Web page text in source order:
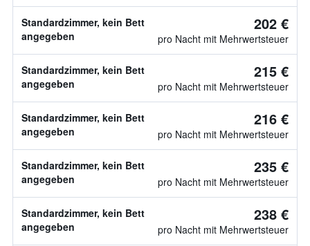
Standardzimmer, kein Bett
angegeben
202 €
pro Nacht mit Mehrwertsteuer
Standardzimmer, kein Bett
angegeben
215 €
pro Nacht mit Mehrwertsteuer
Standardzimmer, kein Bett
angegeben
216 €
pro Nacht mit Mehrwertsteuer
Standardzimmer, kein Bett
angegeben
235 €
pro Nacht mit Mehrwertsteuer
Standardzimmer, kein Bett
angegeben
238 €
pro Nacht mit Mehrwertsteuer